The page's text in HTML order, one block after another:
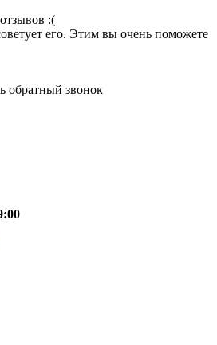
:(
его. Этим вы очень поможете
обратный звонок